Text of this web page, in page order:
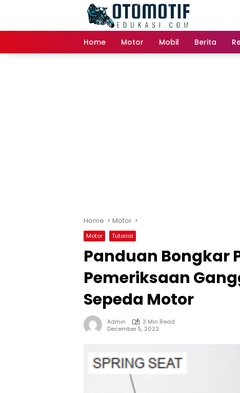
Home Motor Mobil Berita
Home Motor
Motor Tutorial
Panduan Bongkar
Pemeriksaan
Sepeda Motor
Admin
3 Min Read
December 5, 2022